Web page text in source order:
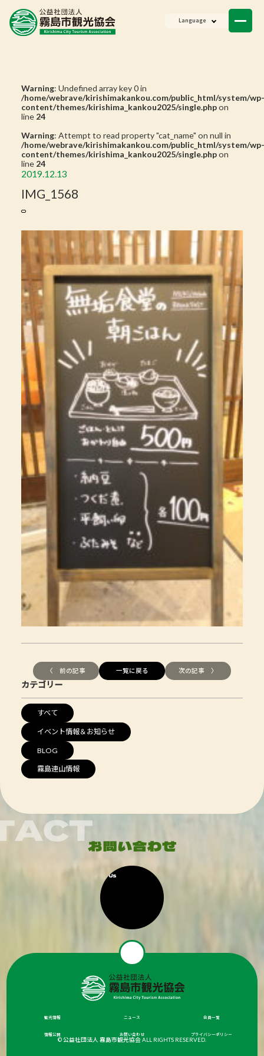
Language
Warning: Undefined array key 0 in
/home/webrave/kirishimakankou.com/public_html/system/wp-
content/themes/kirishima_kankou2025/single.phpon
line 24
Warning: Attempt to read property "cat_name" on null in
/home/webrave/kirishimakankou.com/public_html/system/wp-
content/themes/kirishima_kankou2025/single.phpon
line 24
2019.12.13
IMG_1568
〈 前の記事 一覧に戻る 次の記事 〉
カテゴリー
すべて
イベント情報＆お知らせ
BLOG
霧島連山情報
観光情報 ニュース 会員一覧
情報公開 お問い合わせ プライバシーポリシー
© 公益社団法人 霧島市観光協会 ALL RIGHTS RESERVED.